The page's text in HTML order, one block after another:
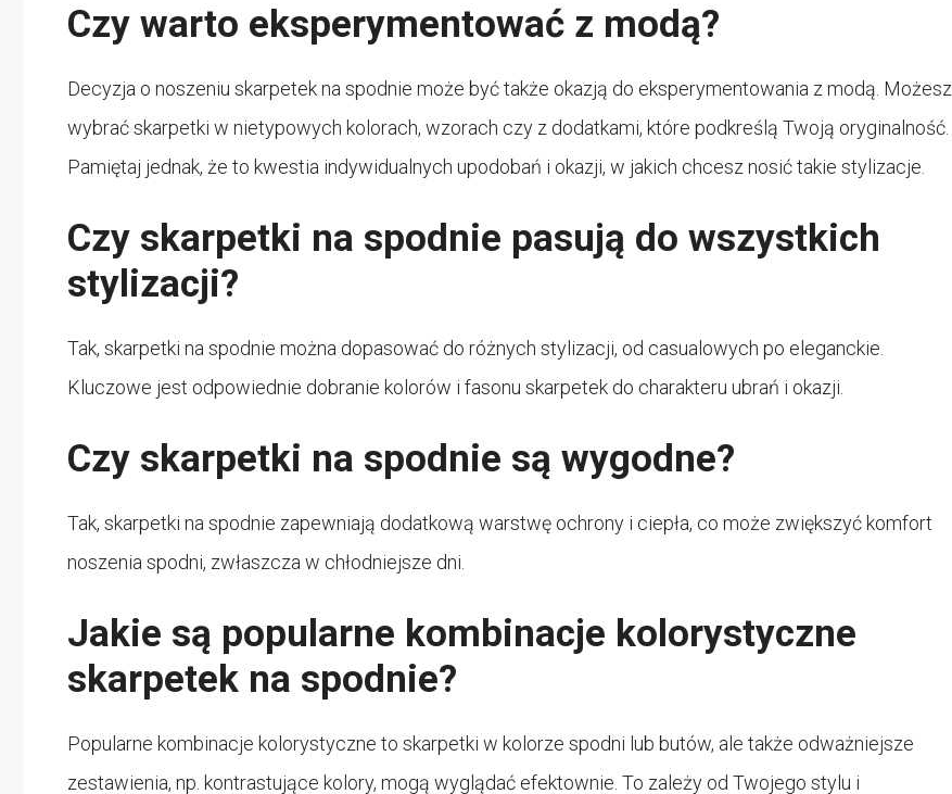
Czy warto eksperymentować z modą?
Decyzja o noszeniu skarpetek na spodnie może być także okazją do eksperymentowania z modą. Możesz
wybrać skarpetki w nietypowych kolorach, wzorach czy z dodatkami, które podkreślą Twoją oryginalność.
Pamiętaj jednak, że to kwestia indywidualnych upodobań i okazji, w jakich chcesz nosić takie stylizacje.
Czy skarpetki na spodnie pasują do wszystkich
stylizacji?
Tak, skarpetki na spodnie można dopasować do różnych stylizacji, od casualowych po eleganckie.
Kluczowe jest odpowiednie dobranie kolorów i fasonu skarpetek do charakteru ubrań i okazji.
Czy skarpetki na spodnie są wygodne?
Tak, skarpetki na spodnie zapewniają dodatkową warstwę ochrony i ciepła, co może zwiększyć komfort
noszenia spodni, zwłaszcza w chłodniejsze dni.
Jakie są popularne kombinacje kolorystyczne
skarpetek na spodnie?
Popularne kombinacje kolorystyczne to skarpetki w kolorze spodni lub butów, ale także odważniejsze
zestawienia, np. kontrastujące kolory, mogą wyglądać efektownie. To zależy od Twojego stylu i